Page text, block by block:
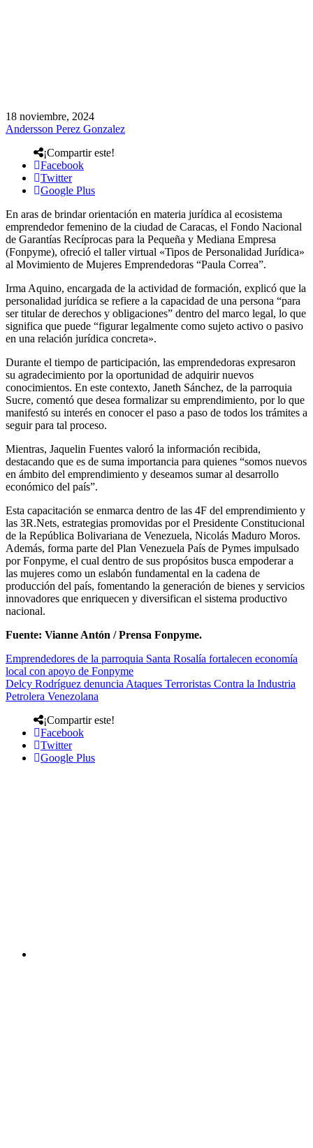
18 noviembre, 2024
Andersson Perez Gonzalez
¡Compartir este!
Facebook
Twitter
Google Plus
En aras de brindar orientación en materia jurídica al ecosistema
emprendedor femenino de la ciudad de Caracas, el Fondo Nacional
de Garantías Recíprocas para la Pequeña y Mediana Empresa
(Fonpyme), ofreció el taller virtual «Tipos de Personalidad Jurídica»
al Movimiento de Mujeres Emprendedoras “Paula Correa”.
Irma Aquino, encargada de la actividad de formación, explicó que la
personalidad jurídica se refiere a la capacidad de una persona “para
ser titular de derechos y obligaciones” dentro del marco legal, lo que
significa que puede “figurar legalmente como sujeto activo o pasivo
en una relación jurídica concreta».
Durante el tiempo de participación, las emprendedoras expresaron
su agradecimiento por la oportunidad de adquirir nuevos
conocimientos. En este contexto, Janeth Sánchez, de la parroquia
Sucre, comentó que desea formalizar su emprendimiento, por lo que
manifestó su interés en conocer el paso a paso de todos los trámites a
seguir para tal proceso.
Mientras, Jaquelin Fuentes valoró la información recibida,
destacando que es de suma importancia para quienes “somos nuevos
en ámbito del emprendimiento y deseamos sumar al desarrollo
económico del país”.
Esta capacitación se enmarca dentro de las 4F del emprendimiento y
las 3R.Nets, estrategias promovidas por el Presidente Constitucional
de la República Bolivariana de Venezuela, Nicolás Maduro Moros.
Además, forma parte del Plan Venezuela País de Pymes impulsado
por Fonpyme, el cual dentro de sus propósitos busca empoderar a
las mujeres como un eslabón fundamental en la cadena de
producción del país, fomentando la generación de bienes y servicios
innovadores que enriquecen y diversifican el sistema productivo
nacional.
Fuente: Vianne Antón / Prensa Fonpyme.
Emprendedores de la parroquia Santa Rosalía fortalecen economía
local con apoyo de Fonpyme
Delcy Rodríguez denuncia Ataques Terroristas Contra la Industria
Petrolera Venezolana
¡Compartir este!
Facebook
Twitter
Google Plus